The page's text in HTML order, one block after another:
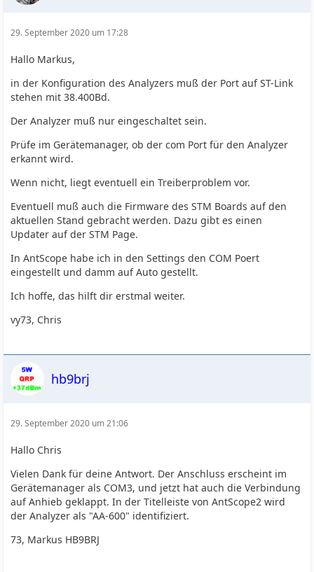
29. September 2020 um 17:28
Hallo Markus,
in der Konfiguration des Analyzers muß der Port auf ST-Link
stehen mit 38.400Bd.
Der Analyzer muß nur eingeschaltet sein.
Prüfe im Gerätemanager, ob der com Port für den Analyzer
erkannt wird.
Wenn nicht, liegt eventuell ein Treiberproblem vor.
Eventuell muß auch die Firmware des STM Boards auf den
aktuellen Stand gebracht werden. Dazu gibt es einen
Updater auf der STM Page.
In AntScope habe ich in den Settings den COM Poert
eingestellt und damm auf Auto gestellt.
Ich hoffe, das hilft dir erstmal weiter.
vy73, Chris
hb9brj
29. September 2020 um 21:06
Hallo Chris
Vielen Dank für deine Antwort. Der Anschluss erscheint im
Gerätemanager als COM3, und jetzt hat auch die Verbindung
auf Anhieb geklappt. In der Titelleiste von AntScope2 wird
der Analyzer als "AA-600" identifiziert.
73, Markus HB9BRJ